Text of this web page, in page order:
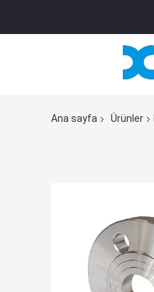
Ana sayfa Ürünler